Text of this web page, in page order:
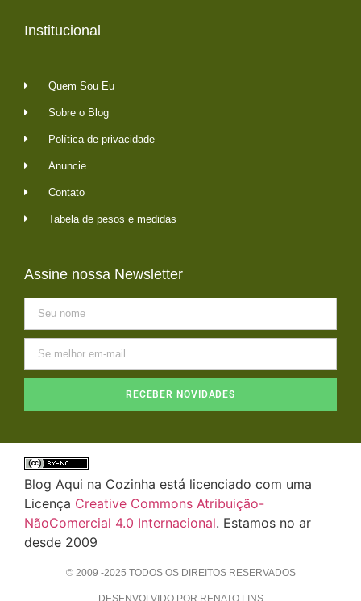
Institucional
Quem Sou Eu
Sobre o Blog
Política de privacidade
Anuncie
Contato
Tabela de pesos e medidas
Assine nossa Newsletter
RECEBER NOVIDADES
Blog Aqui na Cozinha está licenciado com uma
Licença Creative Commons Atribuição-
NãoComercial 4.0 Internacional. Estamos no ar
desde 2009
© 2009 -2025 TODOS OS DIREITOS RESERVADOS
DESENVOLVIDO POR RENATO LINS